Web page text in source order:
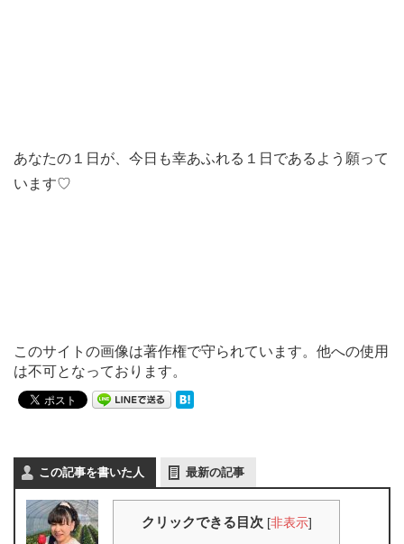
あなたの１日が、今日も幸あふれる１日であるよう願って
います♡
このサイトの画像は著作権で守られています。他への使用
は不可となっております。
この記事を書いた人 最新の記事
クリックできる目次 [非表示]